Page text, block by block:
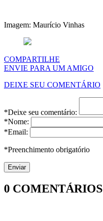
Imagem: Maurício Vinhas
COMPARTILHE
ENVIE PARA UM AMIGO
DEIXE SEU COMENTÁRIO
*Deixe seu comentário:
*Nome:
*Email:
*Preenchimento obrigatório
0 COMENTÁRIOS